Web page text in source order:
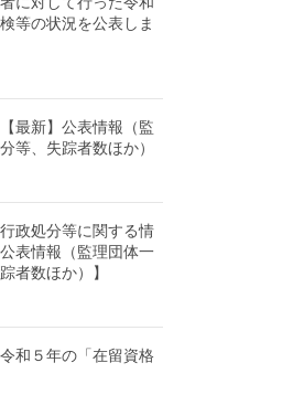
等の状況を公表しま
最新】公表情報（監
等、失踪者数ほか）
政処分等に関する情
表情報（監理団体一
者数ほか）】
和５年の「在留資格